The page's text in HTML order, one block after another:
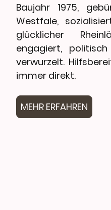
Baujahr 1975,
Westfale,
glücklicher
engagiert,
verwurzelt.
immer direkt.
MEHR ERFAHREN